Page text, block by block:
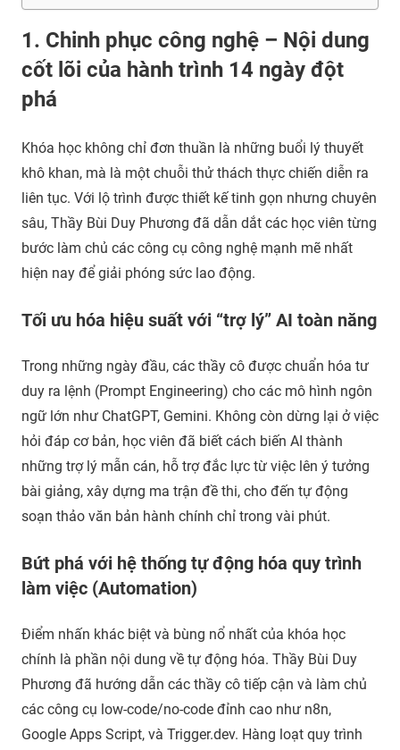
1. Chinh phục công nghệ – Nội dung
cốt lõi của hành trình 14 ngày đột
phá
Khóa học không chỉ đơn thuần là những buổi lý thuyết
khô khan, mà là một chuỗi thử thách thực chiến diễn ra
liên tục. Với lộ trình được thiết kế tinh gọn nhưng chuyên
sâu, Thầy Bùi Duy Phương đã dẫn dắt các học viên từng
bước làm chủ các công cụ công nghệ mạnh mẽ nhất
hiện nay để giải phóng sức lao động.
Tối ưu hóa hiệu suất với “trợ lý” AI toàn năng
Trong những ngày đầu, các thầy cô được chuẩn hóa tư
duy ra lệnh (Prompt Engineering) cho các mô hình ngôn
ngữ lớn như ChatGPT, Gemini. Không còn dừng lại ở việc
hỏi đáp cơ bản, học viên đã biết cách biến AI thành
những trợ lý mẫn cán, hỗ trợ đắc lực từ việc lên ý tưởng
bài giảng, xây dựng ma trận đề thi, cho đến tự động
soạn thảo văn bản hành chính chỉ trong vài phút.
Bứt phá với hệ thống tự động hóa quy trình
làm việc (Automation)
Điểm nhấn khác biệt và bùng nổ nhất của khóa học
chính là phần nội dung về tự động hóa. Thầy Bùi Duy
Phương đã hướng dẫn các thầy cô tiếp cận và làm chủ
các công cụ low-code/no-code đỉnh cao như n8n,
Google Apps Script, và Trigger.dev. Hàng loạt quy trình